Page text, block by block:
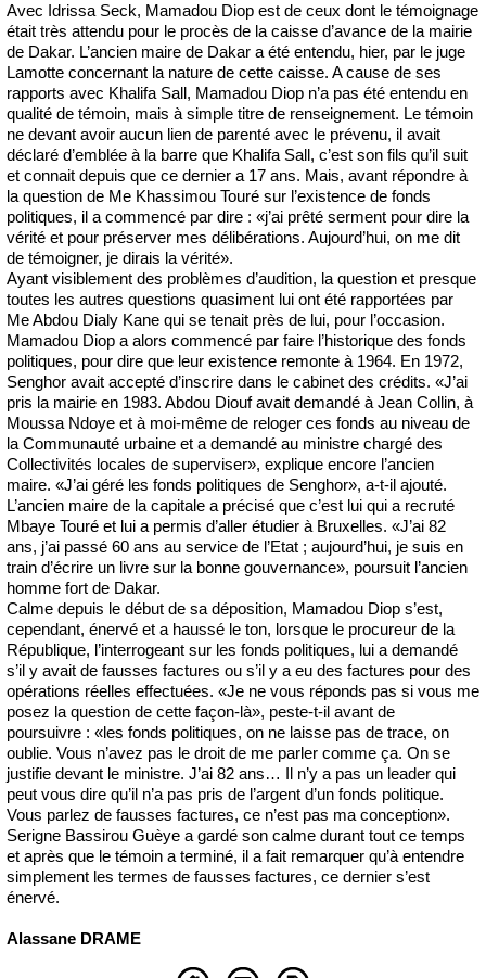
Avec Idrissa Seck, Mamadou Diop est de ceux dont le témoignage
était très attendu pour le procès de la caisse d’avance de la mairie
de Dakar. L’ancien maire de Dakar a été entendu, hier, par le juge
Lamotte concernant la nature de cette caisse. A cause de ses
rapports avec Khalifa Sall, Mamadou Diop n’a pas été entendu en
qualité de témoin, mais à simple titre de renseignement. Le témoin
ne devant avoir aucun lien de parenté avec le prévenu, il avait
déclaré d’emblée à la barre que Khalifa Sall, c’est son fils qu’il suit
et connait depuis que ce dernier a 17 ans. Mais, avant répondre à
la question de Me Khassimou Touré sur l’existence de fonds
politiques, il a commencé par dire : «j’ai prêté serment pour dire la
vérité et pour préserver mes délibérations. Aujourd’hui, on me dit
de témoigner, je dirais la vérité».
Ayant visiblement des problèmes d’audition, la question et presque
toutes les autres questions quasiment lui ont été rapportées par
Me Abdou Dialy Kane qui se tenait près de lui, pour l’occasion.
Mamadou Diop a alors commencé par faire l’historique des fonds
politiques, pour dire que leur existence remonte à 1964. En 1972,
Senghor avait accepté d’inscrire dans le cabinet des crédits. «J’ai
pris la mairie en 1983. Abdou Diouf avait demandé à Jean Collin, à
Moussa Ndoye et à moi-même de reloger ces fonds au niveau de
la Communauté urbaine et a demandé au ministre chargé des
Collectivités locales de superviser», explique encore l’ancien
maire. «J’ai géré les fonds politiques de Senghor», a-t-il ajouté.
L’ancien maire de la capitale a précisé que c’est lui qui a recruté
Mbaye Touré et lui a permis d’aller étudier à Bruxelles. «J’ai 82
ans, j’ai passé 60 ans au service de l’Etat ; aujourd’hui, je suis en
train d’écrire un livre sur la bonne gouvernance», poursuit l’ancien
homme fort de Dakar.
Calme depuis le début de sa déposition, Mamadou Diop s’est,
cependant, énervé et a haussé le ton, lorsque le procureur de la
République, l’interrogeant sur les fonds politiques, lui a demandé
s’il y avait de fausses factures ou s’il y a eu des factures pour des
opérations réelles effectuées. «Je ne vous réponds pas si vous me
posez la question de cette façon-là», peste-t-il avant de
poursuivre : «les fonds politiques, on ne laisse pas de trace, on
oublie. Vous n’avez pas le droit de me parler comme ça. On se
justifie devant le ministre. J’ai 82 ans… Il n’y a pas un leader qui
peut vous dire qu’il n’a pas pris de l’argent d’un fonds politique.
Vous parlez de fausses factures, ce n’est pas ma conception».
Serigne Bassirou Guèye a gardé son calme durant tout ce temps
et après que le témoin a terminé, il a fait remarquer qu’à entendre
simplement les termes de fausses factures, ce dernier s’est
énervé.
Alassane DRAME